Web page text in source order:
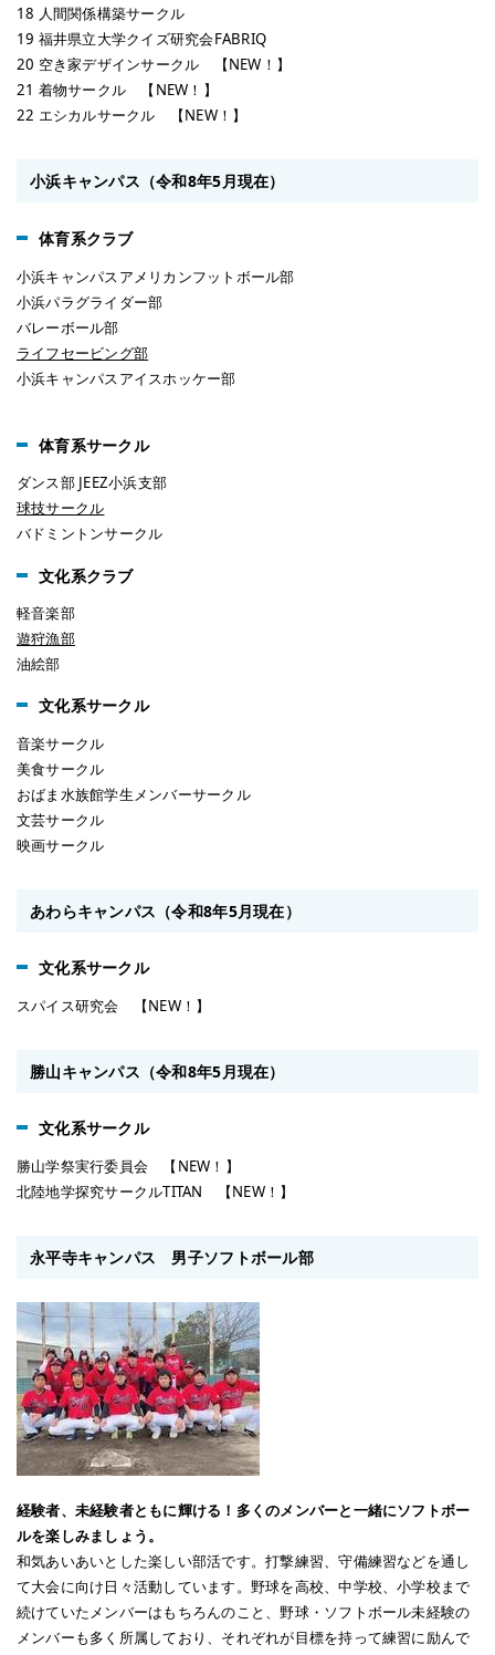
18 人間関係構築サークル
19 福井県立大学クイズ研究会FABRIQ
20 空き家デザインサークル 【NEW！】
21 着物サークル 【NEW！】
22 エシカルサークル 【NEW！】
小浜キャンパス（令和8年5月現在）
体育系クラブ
小浜キャンパスアメリカンフットボール部
小浜パラグライダー部
バレーボール部
ライフセービング部
小浜キャンパスアイスホッケー部
体育系サークル
ダンス部 JEEZ小浜支部
球技サークル
バドミントンサークル
文化系クラブ
軽音楽部
遊狩漁部
油絵部
文化系サークル
音楽サークル
美食サークル
おばま水族館学生メンバーサークル
文芸サークル
映画サークル
あわらキャンパス（令和8年5月現在）
文化系サークル
スパイス研究会 【NEW！】
勝山キャンパス（令和8年5月現在）
文化系サークル
勝山学祭実行委員会 【NEW！】
北陸地学探究サークルTITAN 【NEW！】
永平寺キャンパス 男子ソフトボール部
経験者、未経験者ともに輝ける！多くのメンバーと一緒にソフトボー
ルを楽しみましょう。
和気あいあいとした楽しい部活です。打撃練習、守備練習などを通し
て大会に向け日々活動しています。野球を高校、中学校、小学校まで
続けていたメンバーはもちろんのこと、野球・ソフトボール未経験の
メンバーも多く所属しており、それぞれが目標を持って練習に励んで